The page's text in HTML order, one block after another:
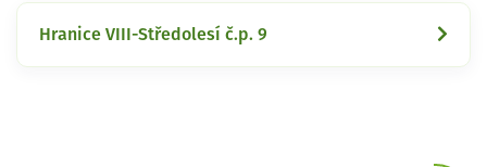
Hranice VIII-Středolesí č.p. 9